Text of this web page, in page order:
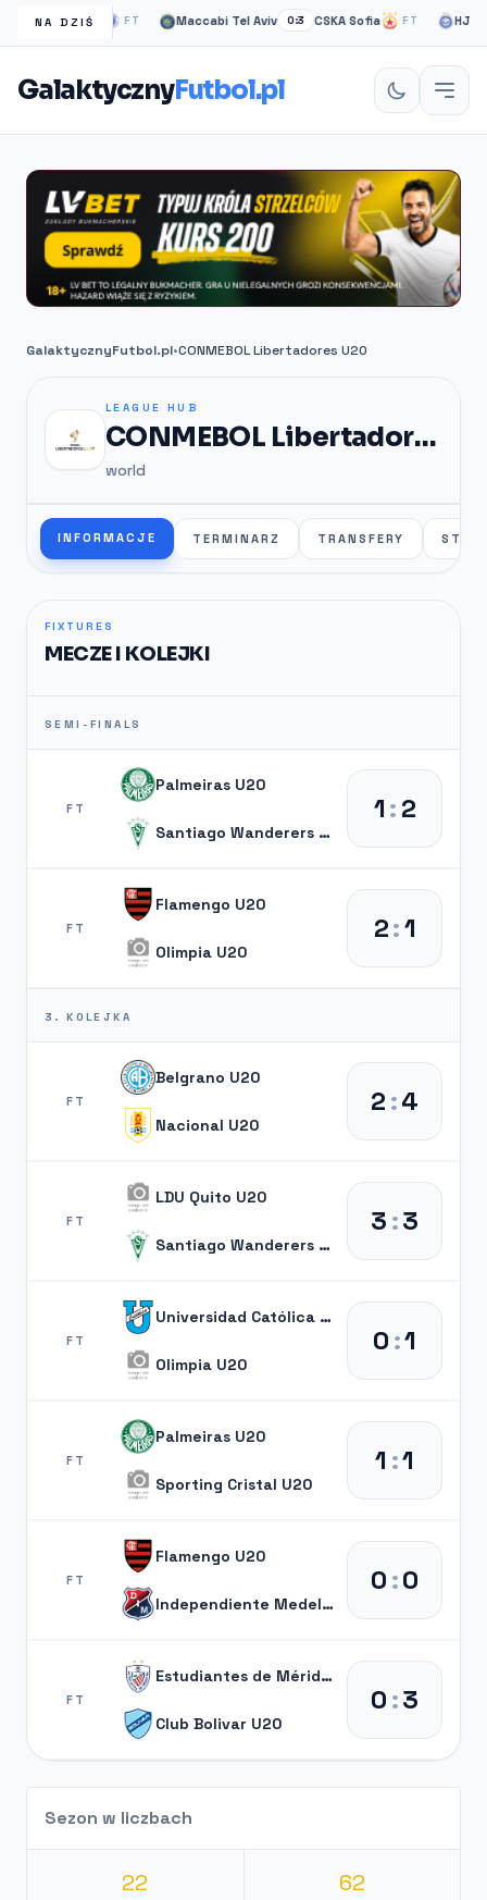
NA DZIŚ
Rangers FT Maccabi Tel Aviv 0:3 CSKA Sofia FT HJK
GalaktycznyFutbol.pl
GalaktycznyFutbol.pl•CONMEBOL Libertadores U20
LEAGUE HUB
CONMEBOL Libertadores U20
world
INFORMACJE TERMINARZ TRANSFERY
FIXTURES
MECZE I KOLEJKI
SEMI-FINALS
FT
Palmeiras U20
Santiago Wanderers U20
1:2
FT
Flamengo U20
Olimpia U20
2:1
3. KOLEJKA
FT
Belgrano U20
Nacional U20
2:4
FT
LDU Quito U20
Santiago Wanderers U20
3:3
FT
Universidad Católica del Ecuador U20
Olimpia U20
0:1
FT
Palmeiras U20
Sporting Cristal U20
1 :1
FT
Flamengo U20
Independiente Medellín U20
0:0
FT
Estudiantes de Mérida U20
Club Bolivar U20
0:3
Sezon w liczbach
22 62